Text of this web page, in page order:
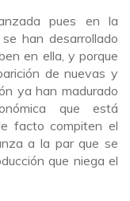
pues en la
han desarrollado
en ella, y porque
de nuevas y
ya han madurado
que está
facto compiten el
a la par que se
que niega el